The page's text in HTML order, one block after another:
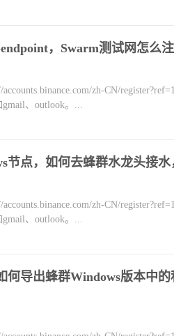
，Swarm测试网怎么
zh-CN/
、outlook。...
节点，如何去蜂群水龙头接
zh-CN/
、outlook。...
何导出蜂群Windows版本中